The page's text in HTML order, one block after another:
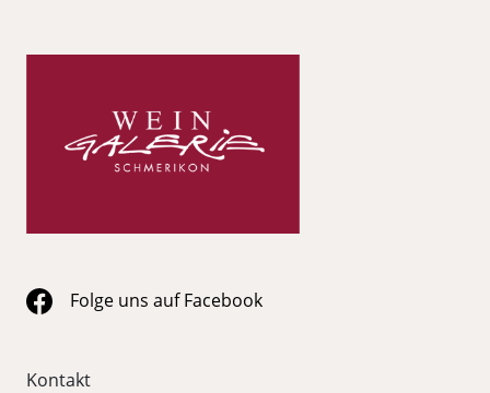
Folge uns auf Facebook
Kontakt